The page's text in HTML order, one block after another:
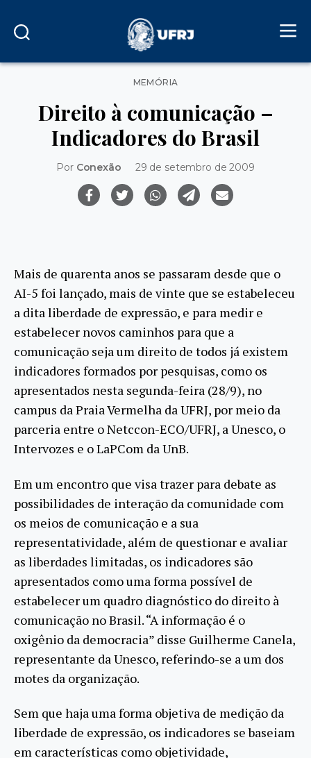
Categorias
MEMÓRIA
Direito à comunicação –
Indicadores do Brasil
Por Conexão 29 de setembro de 2009
Mais de quarenta anos se passaram desde que o
AI-5 foi lançado, mais de vinte que se estabeleceu
a dita liberdade de expressão, e para medir e
estabelecer novos caminhos para que a
comunicação seja um direito de todos já existem
indicadores formados por pesquisas, como os
apresentados nesta segunda-feira (28/9), no
campus da Praia Vermelha da UFRJ, por meio da
parceria entre o Netccon-ECO/UFRJ, a Unesco, o
Intervozes e o LaPCom da UnB.
Em um encontro que visa trazer para debate as
possibilidades de interação da comunidade com
os meios de comunicação e a sua
representatividade, além de questionar e avaliar
as liberdades limitadas, os indicadores são
apresentados como uma forma possível de
estabelecer um quadro diagnóstico do direito à
comunicação no Brasil. “A informação é o
oxigênio da democracia” disse Guilherme Canela,
representante da Unesco, referindo-se a um dos
motes da organização.
Sem que haja uma forma objetiva de medição da
liberdade de expressão, os indicadores se baseiam
em características como objetividade,